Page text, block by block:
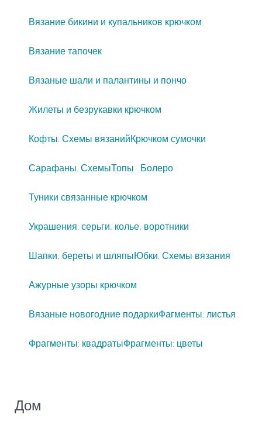
Вязание бикини и купальников крючком
Вязание тапочек
Вязаные шали и палантины и пончо
Жилеты и безрукавки крючком
Кофты. Схемы вязанийКрючком сумочки
Сарафаны. СхемыТопы . Болеро
Туники связанные крючком
Украшения: серьги, колье, воротники
Шапки, береты и шляпыЮбки. Схемы вязания
Ажурные узоры крючком
Вязаные новогодние подаркиФагменты: листья
Фрагменты: квадратыФрагменты: цветы
Дом